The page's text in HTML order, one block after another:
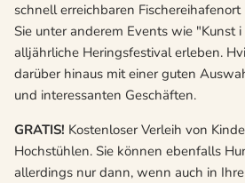
schnell erreichbaren
Sie unter anderem Events wie "Kunst
alljährliche Heringsfestival erleben.
darüber hinaus mit einer guten
und interessanten Geschäften.
GRATIS! Kostenloser Verleih von
Hochstühlen. Sie können ebenfalls
allerdings nur dann, wenn auch in